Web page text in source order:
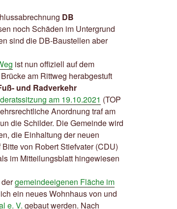
DB
noch Schäden im Untergrund
sind die DB-Baustellen aber
ist nun offiziell auf dem
am Rittweg herabgestuft
und Radverkehr
am 19.10.2021 (TOP
Anordnung traf am
die Schilder. Die Gemeinde wird
die Einhaltung der neuen
von Robert Stiefvater (CDU)
im Mitteilungsblatt hingewiesen
gemeindeeigenen Fläche im
ein neues Wohnhaus von und
e. V. gebaut werden. Nach